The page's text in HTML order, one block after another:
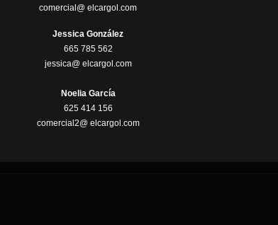
comercial@ elcargol.com
Jessica González
665 785 562
jessica@ elcargol.com
Noelia García
625 414 156
comercial2@ elcargol.com